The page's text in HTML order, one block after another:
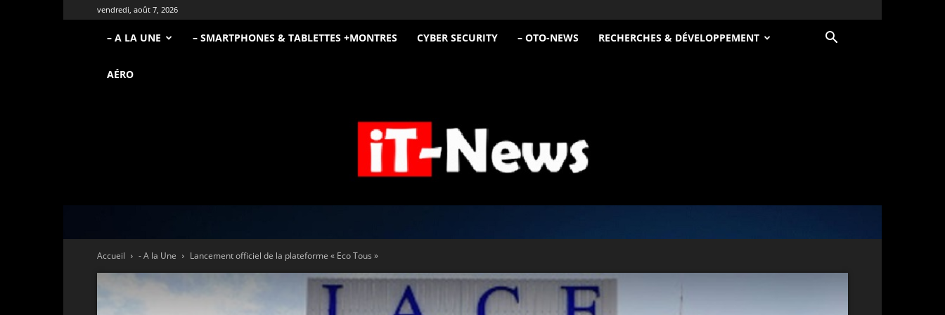
vendredi, août 7, 2026
– A LA UNE – SMARTPHONES & TABLETTES +MONTRES CYBER SECURITY – OTO-NEWS RECHERCHES & DÉVELOPPEMENT
AÉRO
iT
Accueil
- A la Une Lancement officiel de la plateforme « Eco Tous »